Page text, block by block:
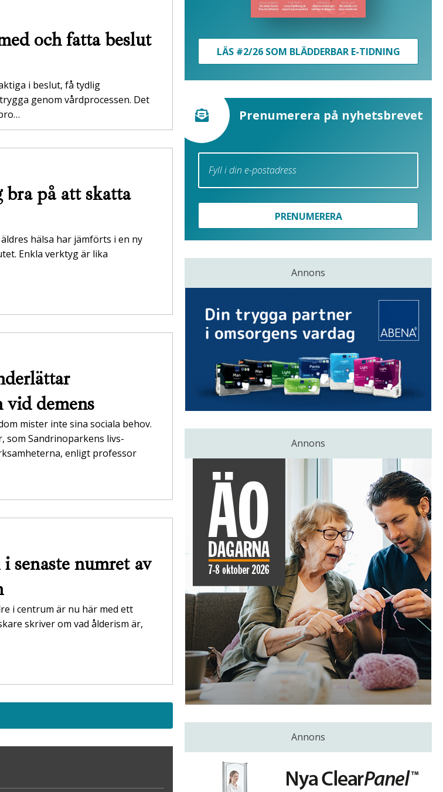
och fatta beslut
i beslut, få tydlig
genom vårdprocessen. Det
på att skatta
hälsa har jämförts i en ny
Enkla verktyg är lika
demens
mister inte sina sociala behov.
som Sandrinoparkens livs­
enligt professor
senaste numret av
i centrum är nu här med ett
skriver om vad ålderism är,
LÄS #2/26 SOM BLÄDDERBAR E-TIDNING
Prenumerera på nyhetsbrevet
PRENUMERERA
Annons
Annons
Annons